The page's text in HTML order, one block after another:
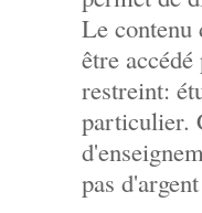
Le contenu
être
restreint:
particulier.
pas